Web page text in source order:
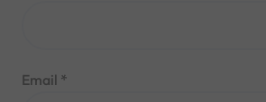
Email *